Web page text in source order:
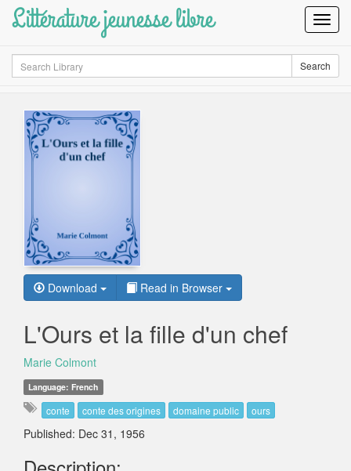
Littérature jeunesse libre
Search Search
Download Read in Browser
L'Ours et la fille d'un chef
Marie Colmont
Language: French
conte conte des origines domaine public ours
Published: Dec 31, 1956